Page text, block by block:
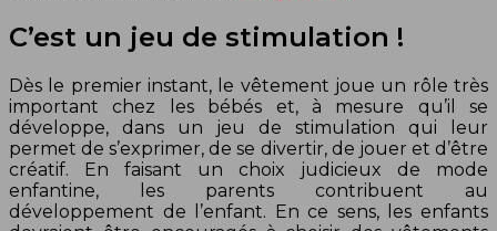
C’est un jeu de stimulation !
Dès le premier instant, le vêtement joue un rôle très
important chez les bébés et, à mesure qu’il se
développe, dans un jeu de stimulation qui leur
permet de s’exprimer, de se divertir, de jouer et d’être
créatif. En faisant un choix judicieux de mode
enfantine, les parents contribuent au
développement de l’enfant. En ce sens, les enfants